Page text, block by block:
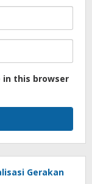
in this browser
Gerakan